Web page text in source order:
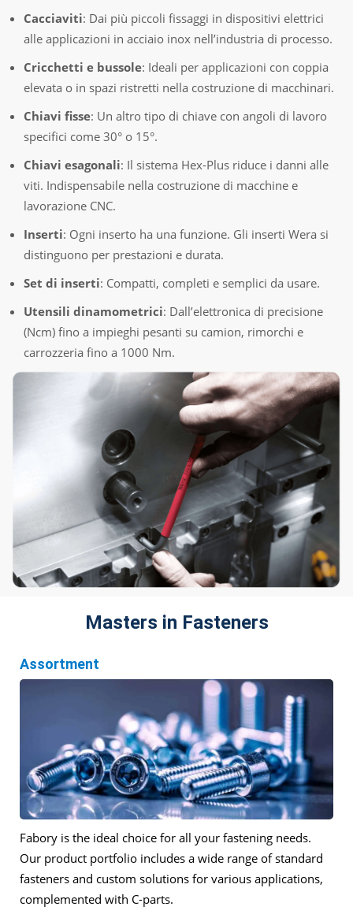
Cacciaviti: Dai più piccoli fissaggi in dispositivi elettrici
alle applicazioni in acciaio inox nell’industria di processo.
Cricchetti e bussole: Ideali per applicazioni con coppia
elevata o in spazi ristretti nella costruzione di macchinari.
Chiavi fisse: Un altro tipo di chiave con angoli di lavoro
specifici come 30° o 15°.
Chiavi esagonali: Il sistema Hex-Plus riduce i danni alle
viti. Indispensabile nella costruzione di macchine e
lavorazione CNC.
Inserti: Ogni inserto ha una funzione. Gli inserti Wera si
distinguono per prestazioni e durata.
Set di inserti: Compatti, completi e semplici da usare.
Utensili dinamometrici: Dall’elettronica di precisione
(Ncm) fino a impieghi pesanti su camion, rimorchi e
carrozzeria fino a 1000 Nm.
Masters in Fasteners
Assortment
Fabory is the ideal choice for all your fastening needs.
Our product portfolio includes a wide range of standard
fasteners and custom solutions for various applications,
complemented with C-parts.